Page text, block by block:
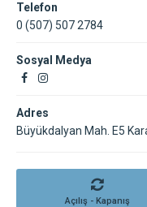
Telefon
0 (507) 507 2784
Sosyal Medya
Adres
Büyükdalyan Mah. E5
Açılış - Kapanış